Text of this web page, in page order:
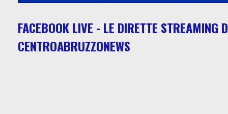
FACEBOOK LIVE - LE DIRETTE STREAMING
CENTROABRUZZONEWS